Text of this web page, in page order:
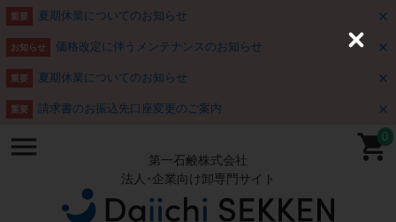
重要 夏期休業についてのお知らせ
お知らせ 価格改定に伴うメンテナンスのお知らせ
重要 夏期休業についてのお知らせ
重要 請求書のお振込先口座変更のご案内
第一石鹸株式会社
法人･企業向け卸専門サイト
0
C